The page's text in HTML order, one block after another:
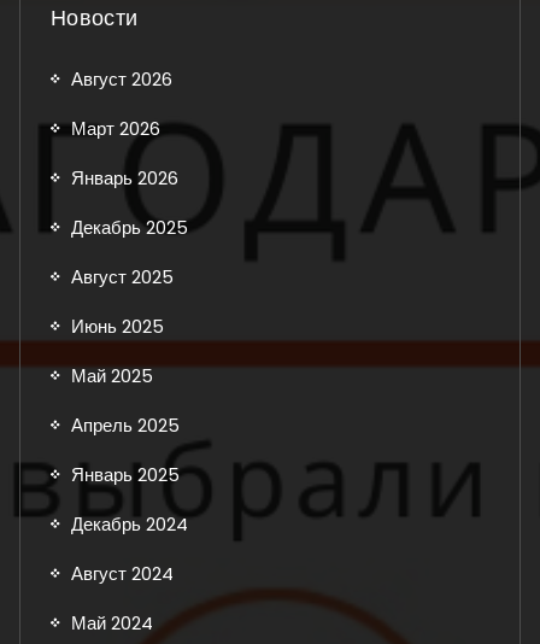
Новости
Август 2026
Март 2026
Январь 2026
Декабрь 2025
Август 2025
Июнь 2025
Май 2025
Апрель 2025
Январь 2025
Декабрь 2024
Август 2024
Май 2024